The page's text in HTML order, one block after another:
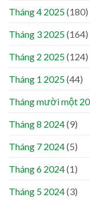
Tháng 4 2025(180)
Tháng 3 2025(164)
Tháng 2 2025(124)
Tháng 1 2025(44)
Tháng mười một
Tháng 8 2024(9)
Tháng 7 2024(5)
Tháng 6 2024(1)
Tháng 5 2024(3)